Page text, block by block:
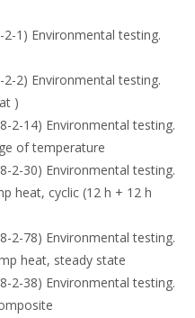
2-1) Environmental testing.
2-2) Environmental testing.
)
2-14) Environmental testing.
of temperature
2-30) Environmental testing.
heat, cyclic (12 h + 12 h
2-78) Environmental testing.
heat, steady state
2-38) Environmental testing.